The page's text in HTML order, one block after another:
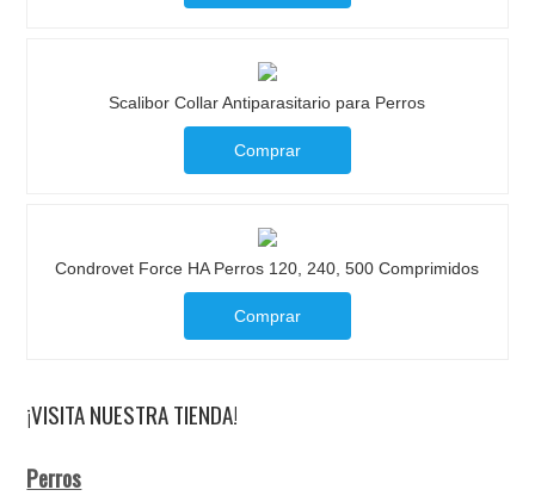
Scalibor Collar Antiparasitario para Perros
Comprar
Condrovet Force HA Perros 120, 240, 500 Comprimidos
Comprar
¡VISITA NUESTRA TIENDA!
Perros